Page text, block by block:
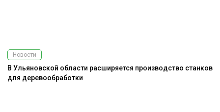
Новости
В Ульяновской области расширяется производство станков
для деревообработки